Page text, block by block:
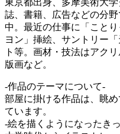
誌、書籍、広告などの分
中。最近の仕事に「こと
ヨン」挿絵、サントリー
ト等。画材・技法はアク
版画など。
-作品のテーマについて-
部屋に掛ける作品は、眺
ています。
-絵を描くようになったき